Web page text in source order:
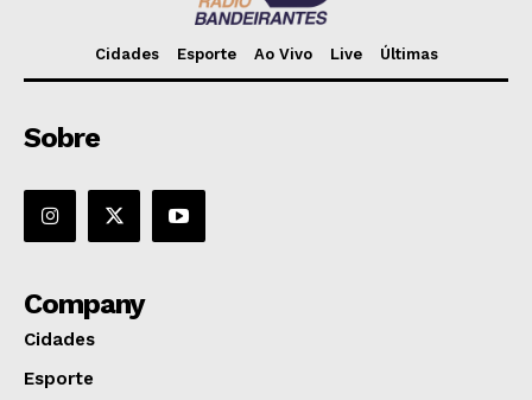
Cidades Esporte Ao Vivo Live Últimas
Sobre
Company
Cidades
Esporte